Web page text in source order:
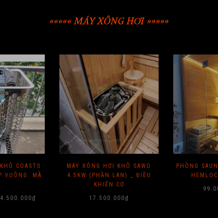
««««« MÁY XÔNG HƠI »»»»»
KHÔ SAWO
_ ĐIỀU
₫
PHÒNG SAUNA GỖ ĐỘC CẦN (
HEMLOCK ) CANADA
MÁY
INOX